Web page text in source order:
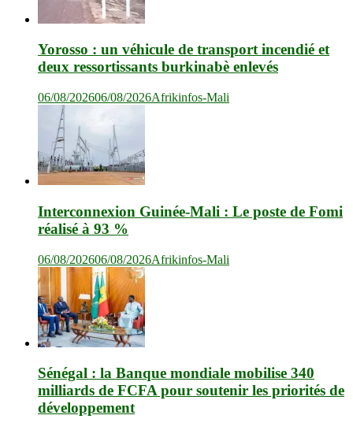
Yorosso : un véhicule de transport incendié et
deux ressortissants burkinabè enlevés
06/08/202606/08/2026Afrikinfos-Mali
Interconnexion Guinée-Mali : Le poste de Fomi
réalisé à 93 %
06/08/202606/08/2026Afrikinfos-Mali
Sénégal : la Banque mondiale mobilise 340
milliards de FCFA pour soutenir les priorités de
développement